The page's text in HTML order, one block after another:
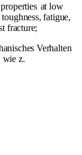
properties at low
fatigue,
fracture;
Verhalten
wie z.